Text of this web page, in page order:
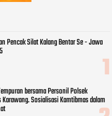
Pencak Silat Kalang Bentar Se - Jawa
bersama Personil Polsek
Sosialisasi Kamtibmas dalam